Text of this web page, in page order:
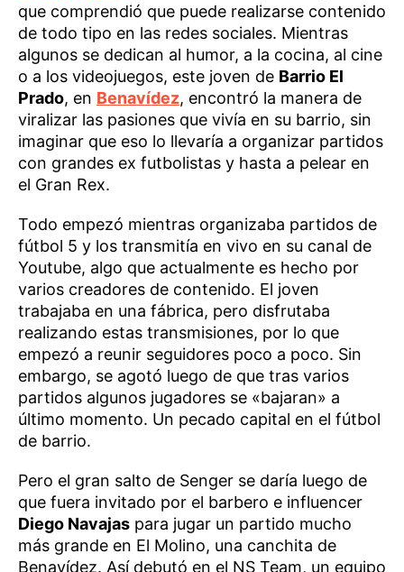
que comprendió que puede realizarse contenido
de todo tipo en las redes sociales. Mientras
algunos se dedican al humor, a la cocina, al cine
o a los videojuegos, este joven de Barrio El
Prado, en Benavídez, encontró la manera de
viralizar las pasiones que vivía en su barrio, sin
imaginar que eso lo llevaría a organizar partidos
con grandes ex futbolistas y hasta a pelear en
el Gran Rex.
Todo empezó mientras organizaba partidos de
fútbol 5 y los transmitía en vivo en su canal de
Youtube, algo que actualmente es hecho por
varios creadores de contenido. El joven
trabajaba en una fábrica, pero disfrutaba
realizando estas transmisiones, por lo que
empezó a reunir seguidores poco a poco. Sin
embargo, se agotó luego de que tras varios
partidos algunos jugadores se «bajaran» a
último momento. Un pecado capital en el fútbol
de barrio.
Pero el gran salto de Senger se daría luego de
que fuera invitado por el barbero e influencer
Diego Navajas para jugar un partido mucho
más grande en El Molino, una canchita de
Benavídez. Así debutó en el NS Team, un equipo